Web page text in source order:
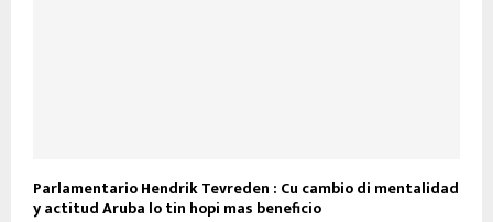
Parlamentario Hendrik Tevreden : Cu cambio di mentalidad
y actitud Aruba lo tin hopi mas beneficio